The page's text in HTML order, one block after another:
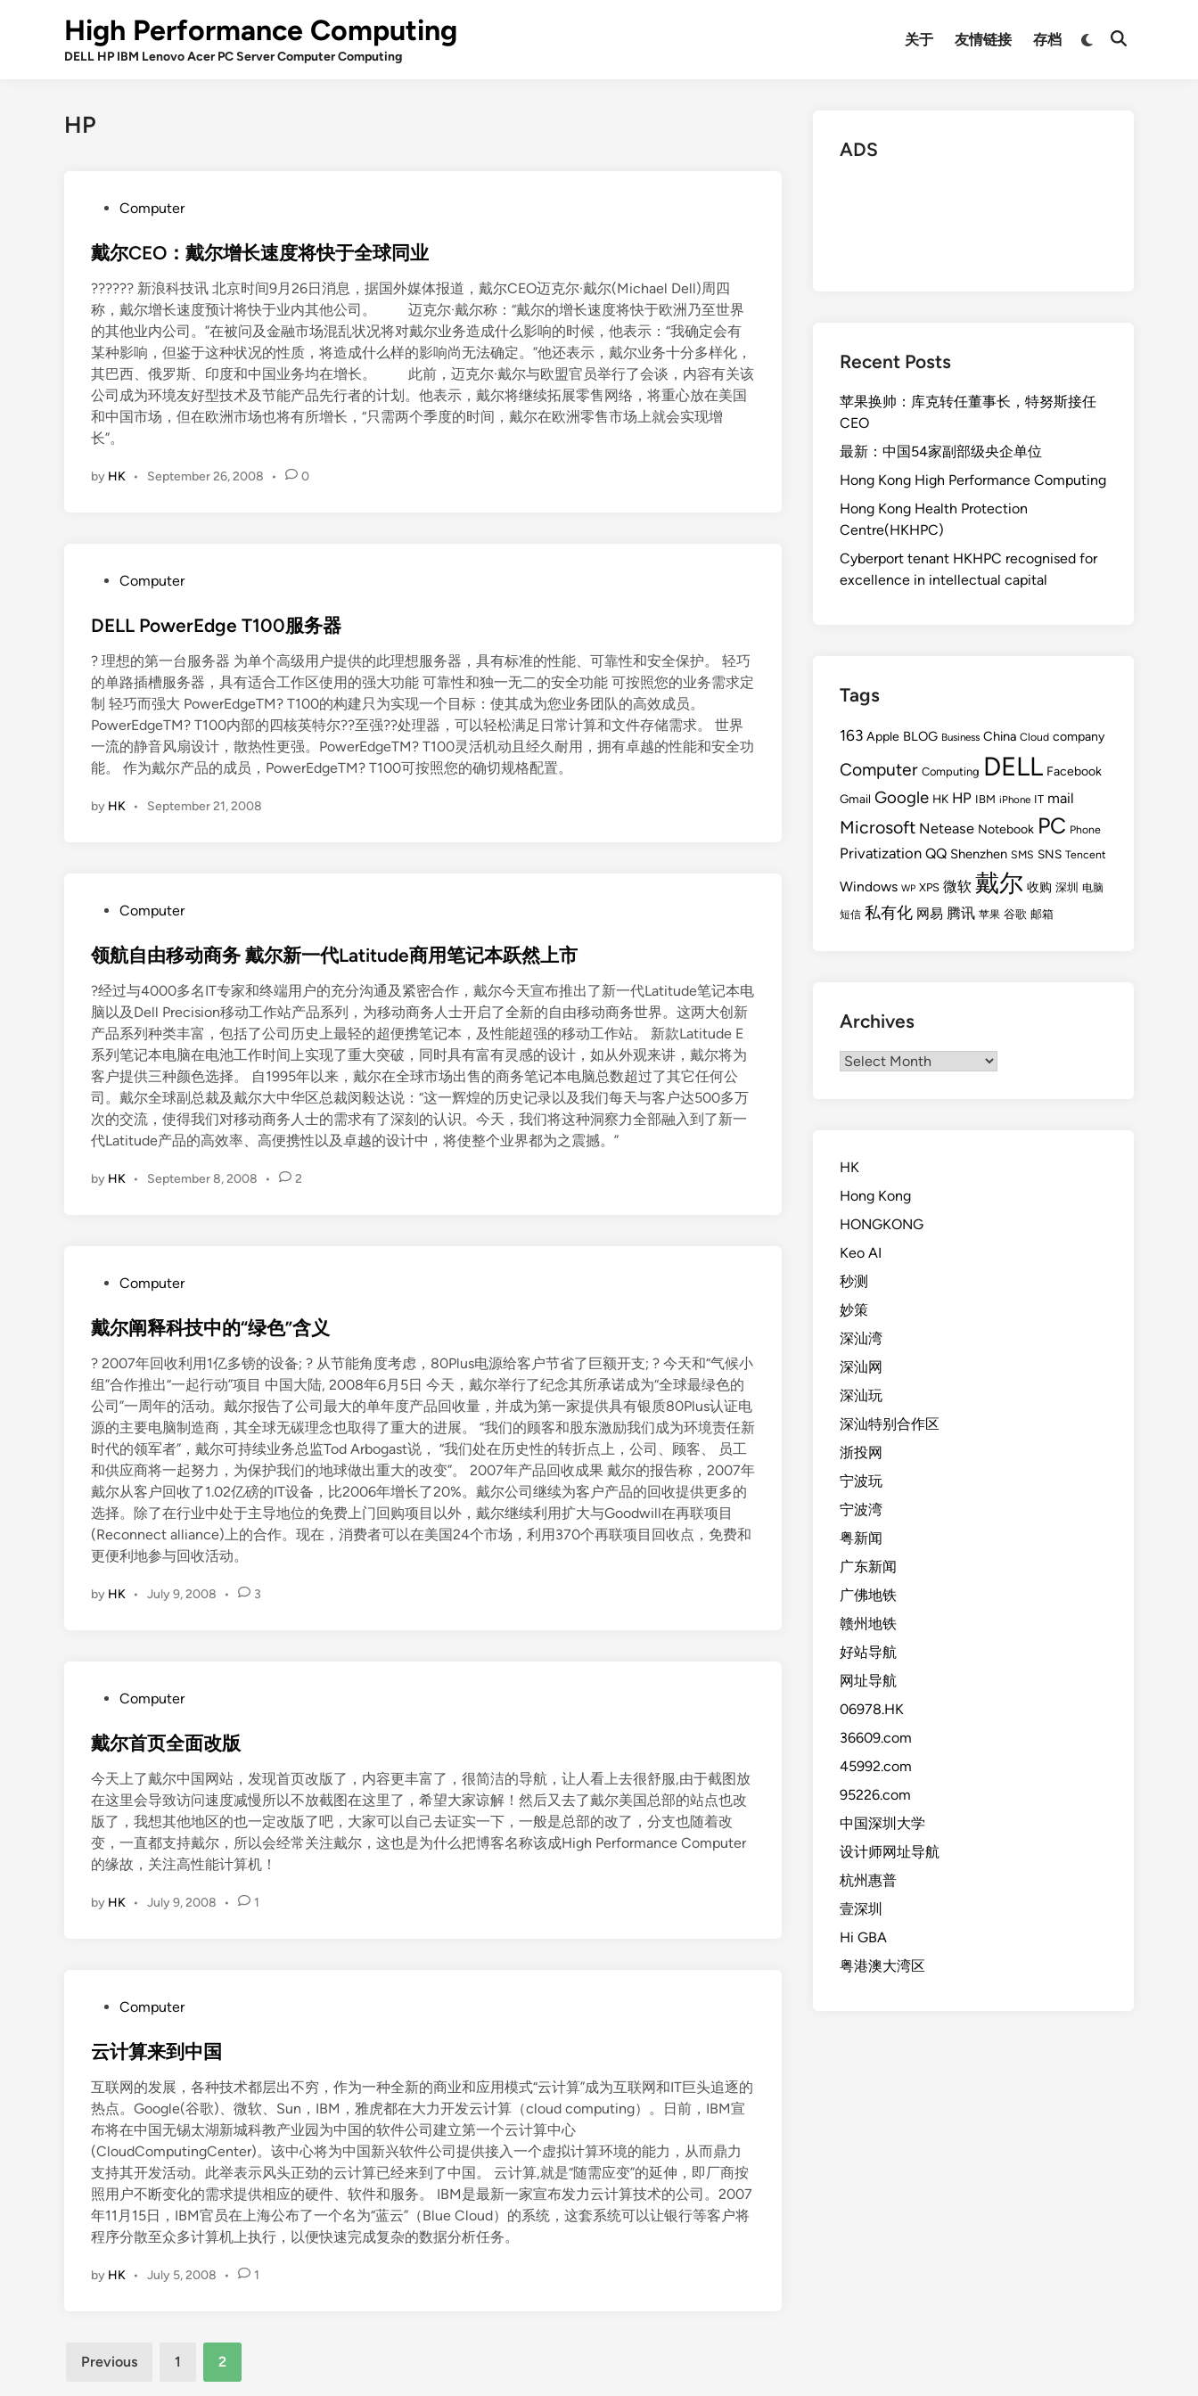
High Performance Computing
DELL HP IBM Lenovo Acer PC Server Computer Computing
关于 友情链接 存档
Switch
Open
HP
s
e
d
i
n
Computer
戴尔CEO：戴尔增长速度将快于全球同业
?????? 新浪科技讯 北京时间9月26日消息，据国外媒体报道，戴尔CEO迈克尔·戴尔(Michael Dell)周四
称，戴尔增长速度预计将快于业内其他公司。 迈克尔·戴尔称：“戴尔的增长速度将快于欧洲乃至世界
的其他业内公司。”在被问及金融市场混乱状况将对戴尔业务造成什么影响的时候，他表示：“我确定会有
某种影响，但鉴于这种状况的性质，将造成什么样的影响尚无法确定。”他还表示，戴尔业务十分多样化，
其巴西、俄罗斯、印度和中国业务均在增长。 此前，迈克尔·戴尔与欧盟官员举行了会谈，内容有关该
公司成为环境友好型技术及节能产品先行者的计划。他表示，戴尔将继续拓展零售网络，将重心放在美国
和中国市场，但在欧洲市场也将有所增长，“只需两个季度的时间，戴尔在欧洲零售市场上就会实现增
长”。
by HK • September 26, 2008 • 0
s
e
d
i
n
Computer
DELL PowerEdge T100服务器
? 理想的第一台服务器 为单个高级用户提供的此理想服务器，具有标准的性能、可靠性和安全保护。 轻巧
的单路插槽服务器，具有适合工作区使用的强大功能 可靠性和独一无二的安全功能 可按照您的业务需求定
制 轻巧而强大 PowerEdgeTM? T100的构建只为实现一个目标：使其成为您业务团队的高效成员。
PowerEdgeTM? T100内部的四核英特尔??至强??处理器，可以轻松满足日常计算和文件存储需求。 世界
一流的静音风扇设计，散热性更强。PowerEdgeTM? T100灵活机动且经久耐用，拥有卓越的性能和安全功
能。 作为戴尔产品的成员，PowerEdgeTM? T100可按照您的确切规格配置。
by HK • September 21, 2008
s
e
d
i
n
Computer
领航自由移动商务 戴尔新一代Latitude商用笔记本跃然上市
?经过与4000多名IT专家和终端用户的充分沟通及紧密合作，戴尔今天宣布推出了新一代Latitude笔记本电
脑以及Dell Precision移动工作站产品系列，为移动商务人士开启了全新的自由移动商务世界。这两大创新
产品系列种类丰富，包括了公司历史上最轻的超便携笔记本，及性能超强的移动工作站。 新款Latitude E
系列笔记本电脑在电池工作时间上实现了重大突破，同时具有富有灵感的设计，如从外观来讲，戴尔将为
客户提供三种颜色选择。 自1995年以来，戴尔在全球市场出售的商务笔记本电脑总数超过了其它任何公
司。戴尔全球副总裁及戴尔大中华区总裁闵毅达说：“这一辉煌的历史记录以及我们每天与客户达500多万
次的交流，使得我们对移动商务人士的需求有了深刻的认识。今天，我们将这种洞察力全部融入到了新一
代Latitude产品的高效率、高便携性以及卓越的设计中，将使整个业界都为之震撼。”
by HK • September 8, 2008 • 2
s
e
d
i
n
Computer
戴尔阐释科技中的“绿色”含义
? 2007年回收利用1亿多镑的设备; ? 从节能角度考虑，80Plus电源给客户节省了巨额开支; ? 今天和“气候小
组”合作推出“一起行动”项目 中国大陆, 2008年6月5日 今天，戴尔举行了纪念其所承诺成为“全球最绿色的
公司”一周年的活动。戴尔报告了公司最大的单年度产品回收量，并成为第一家提供具有银质80Plus认证电
源的主要电脑制造商，其全球无碳理念也取得了重大的进展。 “我们的顾客和股东激励我们成为环境责任新
时代的领军者”，戴尔可持续业务总监Tod Arbogast说， “我们处在历史性的转折点上，公司、顾客、 员工
和供应商将一起努力，为保护我们的地球做出重大的改变”。 2007年产品回收成果 戴尔的报告称，2007年
戴尔从客户回收了1.02亿磅的IT设备，比2006年增长了20%。戴尔公司继续为客户产品的回收提供更多的
选择。除了在行业中处于主导地位的免费上门回购项目以外，戴尔继续利用扩大与Goodwill在再联项目
(Reconnect alliance)上的合作。现在，消费者可以在美国24个市场，利用370个再联项目回收点，免费和
更便利地参与回收活动。
by HK • July 9, 2008 • 3
s
e
d
i
n
Computer
戴尔首页全面改版
今天上了戴尔中国网站，发现首页改版了，内容更丰富了，很简洁的导航，让人看上去很舒服,由于截图放
在这里会导致访问速度减慢所以不放截图在这里了，希望大家谅解！然后又去了戴尔美国总部的站点也改
版了，我想其他地区的也一定改版了吧，大家可以自己去证实一下，一般是总部的改了，分支也随着改
变，一直都支持戴尔，所以会经常关注戴尔，这也是为什么把博客名称该成High Performance Computer
的缘故，关注高性能计算机！
by HK • July 9, 2008 • 1
s
e
d
i
n
Computer
云计算来到中国
互联网的发展，各种技术都层出不穷，作为一种全新的商业和应用模式“云计算”成为互联网和IT巨头追逐的
热点。Google(谷歌)、微软、Sun，IBM，雅虎都在大力开发云计算（cloud computing）。日前，IBM宣
布将在中国无锡太湖新城科教产业园为中国的软件公司建立第一个云计算中心
(CloudComputingCenter)。该中心将为中国新兴软件公司提供接入一个虚拟计算环境的能力，从而鼎力
支持其开发活动。此举表示风头正劲的云计算已经来到了中国。 云计算,就是“随需应变”的延伸，即厂商按
照用户不断变化的需求提供相应的硬件、软件和服务。 IBM是最新一家宣布发力云计算技术的公司。2007
年11月15日，IBM官员在上海公布了一个名为“蓝云”（Blue Cloud）的系统，这套系统可以让银行等客户将
程序分散至众多计算机上执行，以便快速完成复杂的数据分析任务。
by HK • July 5, 2008 • 1
Posts
Previous 1 2
ADS
Recent Posts
苹果换帅：库克转任董事长，特努斯接任
CEO
最新：中国54家副部级央企单位
Hong Kong High Performance Computing
Hong Kong Health Protection
Centre(HKHPC)
Cyberport tenant HKHPC recognised for
excellence in intellectual capital
Tags
163 Apple BLOG Business China Cloud company
Computer Computing DELL Facebook
Gmail Google HK HP IBM iPhone IT mail
Microsoft Netease Notebook PC Phone
Privatization QQ Shenzhen SMS SNS Tencent
Windows WP XPS 微软 戴尔 收购 深圳 电脑
短信 私有化 网易 腾讯 苹果 谷歌 邮箱
Archives
Archives
HK
Hong Kong
HONGKONG
Keo AI
秒测
妙策
深汕湾
深汕网
深汕玩
深汕特别合作区
浙投网
宁波玩
宁波湾
粤新闻
广东新闻
广佛地铁
赣州地铁
好站导航
网址导航
06978.HK
36609.com
45992.com
95226.com
中国深圳大学
设计师网址导航
杭州惠普
壹深圳
Hi GBA
粤港澳大湾区